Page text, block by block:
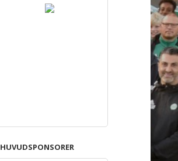
HUVUDSPONSORER